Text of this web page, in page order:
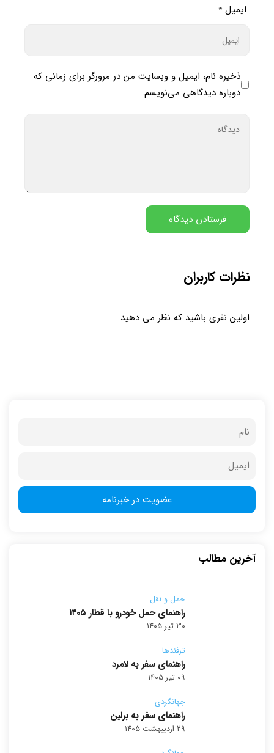
ایمیل *
ذخیره نام، ایمیل و وبسایت من در مرورگر برای زمانی که
دوباره دیدگاهی می‌نویسم.
نظرات کاربران
اولین نفری باشید که نظر می دهید
آخرین مطالب
حمل و نقل
راهنمای حمل خودرو با قطار ۱۴۰۵
۳۰ تیر ۱۴۰۵
ترفندها
راهنمای سفر به لامرد
۰۹ تیر ۱۴۰۵
جهانگردی
راهنمای سفر به برلین
۲۹ اردیبهشت ۱۴۰۵